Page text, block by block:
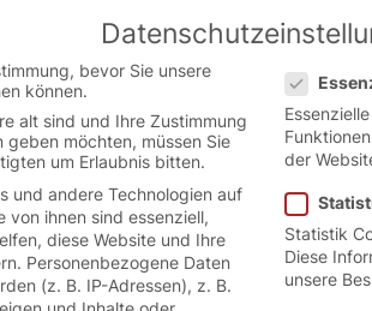
German website.
English
bevor Sie unsere
können.
alt sind und Ihre Zustimmung
geben möchten, müssen Sie
um Erlaubnis bitten.
und andere Technologien auf
von ihnen sind essenziell,
diese Website und Ihre
Personenbezogene Daten
(z. B. IP-Adressen), z. B.
der
Statistik
Diese
unsere